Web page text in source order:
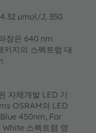
µmol/J, 350
장은 640 nm
키지의 스펙트럼 대
자체개발 LED 기
OSRAM의 LED
450nm, Far
스펙트럼 영